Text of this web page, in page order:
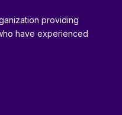
providing
have experienced